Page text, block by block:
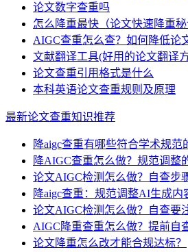
论文数字查重吗
怎么降重最快（论文快速降重秘
AIGC查重怎么查？如何降低论
文献翻译工具(好用的论文翻译
论文查重引用格式是什么
本科英语论文查重规则及原理
最新论文查重知识推荐
降aigc查重有哪些符合学术规范
降AIGC查重怎么做？规范调整
论文AIGC检测怎么做？自查步
降aigc查重：规范调整AI生成
论文AIGC检测怎么做？自查要
AIGC降重查重怎么做？提前自
论文降重怎么改才能合规达标？